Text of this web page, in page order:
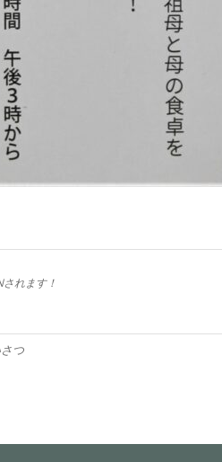
れます！
つ